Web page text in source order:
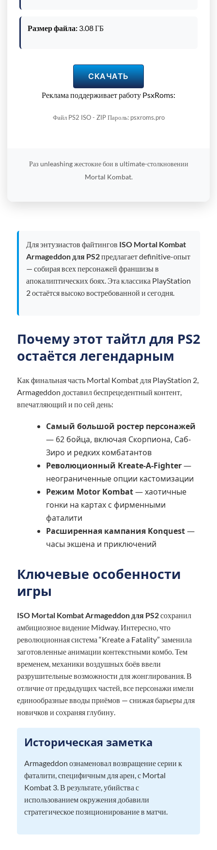
Размер файла: 3.08 ГБ
СКАЧАТЬ
Реклама поддерживает работу PsxRoms:
Файл PS2 ISO - ZIP Пароль: psxroms.pro
Раз unleashing жестокие бои в ultimate-столкновении
Mortal Kombat.
Для энтузиастов файтингов ISO Mortal Kombat
Armageddon для PS2предлагает definitive-опыт
— собирая всех персонажей франшизы в
апокалиптических боях. Эта классика PlayStation
2 остаётся высоко востребованной и сегодня.
Почему этот тайтл для PS2
остаётся легендарным
Как финальная часть Mortal Kombat для PlayStation 2,
Armageddon доставил беспрецедентный контент,
впечатляющий и по сей день:
Самый большой ростер персонажей
— 62 бойца, включая Скорпиона, Саб-
Зиро и редких комбатантов
Революционный Kreate-A-Fighter—
неограниченные опции кастомизации
Режим Motor Kombat— хаотичные
гонки на картах с фирменными
фаталити
Расширенная кампания Konquest—
часы экшена и приключений
Ключевые особенности
игры
ISO Mortal Kombat Armageddon для PS2сохранил
амбициозное видение Midway. Интересно, что
революционная система “Kreate a Fatality” заменила
заготовленные анимации контекстными комбо. Тем
временем, механики воздушных боёв ввели
разрушительные возможности для жонглирования. В
отличие от предыдущих частей, все персонажи имели
единообразные вводы приёмов — снижая барьеры для
новичков и сохраняя глубину.
Историческая заметка
Armageddon ознаменовал возвращение серии к
фаталити, специфичным для арен, с Mortal
Kombat 3. В результате, убийства с
использованием окружения добавили
стратегическое позиционирование в матчи.